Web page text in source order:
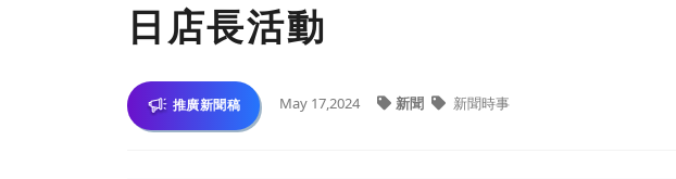
日店長活動
推廣新聞稿 May 17,2024 新聞 新聞時事